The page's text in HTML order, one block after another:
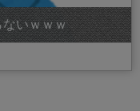
いｗｗｗ